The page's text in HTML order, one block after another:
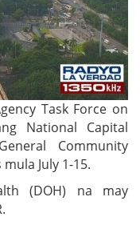
Task Force on
National Capital
Community
July 1-15.
(DOH) na may